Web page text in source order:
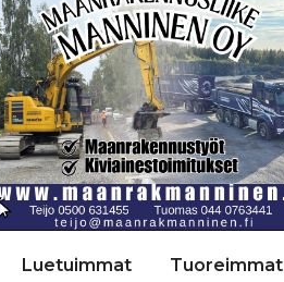
Luetuimmat Tuoreimmat